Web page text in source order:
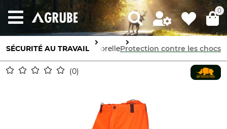
0
SÉCURITÉ AU TRAVAIL
Protection corporelleProtection contre les chocs
0